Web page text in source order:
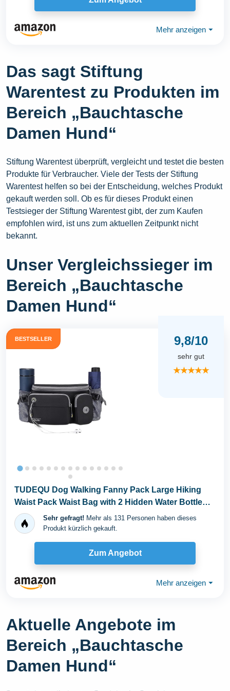
Mehr anzeigen ⏷
Das sagt Stiftung
Warentest zu Produkten im
Bereich „Bauchtasche
Damen Hund“
Stiftung Warentest überprüft, vergleicht und testet die besten
Produkte für Verbraucher. Viele der Tests der Stiftung
Warentest helfen so bei der Entscheidung, welches Produkt
gekauft werden soll. Ob es für dieses Produkt einen
Testsieger der Stiftung Warentest gibt, der zum Kaufen
empfohlen wird, ist uns zum aktuellen Zeitpunkt nicht
bekannt.
Unser Vergleichssieger im
Bereich „Bauchtasche
Damen Hund“
BESTSELLER 9,8/10
sehr gut
★★★★★
TUDEQU Dog Walking Fanny Pack Large Hiking
Waist Pack Waist Bag with 2 Hidden Water Bottle
Holder...Sehr gefragt! Mehr als 131 Personen haben dieses
Produkt kürzlich gekauft.
Zum Angebot
Mehr anzeigen ⏷
Aktuelle Angebote im
Bereich „Bauchtasche
Damen Hund“